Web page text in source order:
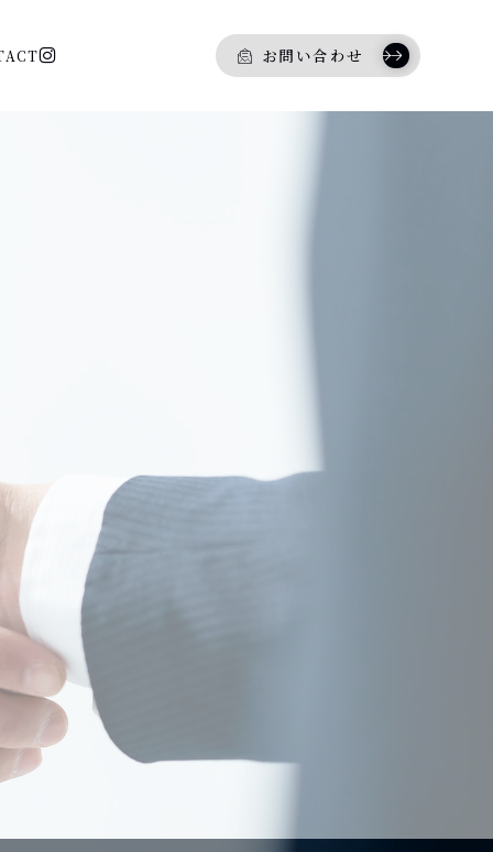
お問い合わせ
お問い合わせはメールまたはお電話（080-
7372-0020）でご連絡ください。